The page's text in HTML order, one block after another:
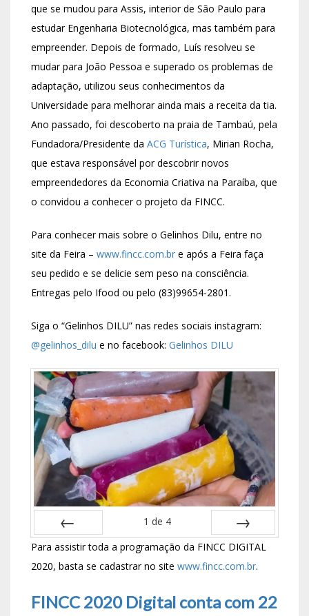
que se mudou para Assis, interior de São Paulo para
estudar Engenharia Biotecnológica, mas também para
empreender. Depois de formado, Luís resolveu se
mudar para João Pessoa e superado os problemas de
adaptação, utilizou seus conhecimentos da
Universidade para melhorar ainda mais a receita da tia.
Ano passado, foi descoberto na praia de Tambaú, pela
Fundadora/Presidente da ACG Turística, Mirian Rocha,
que estava responsável por descobrir novos
empreendedores da Economia Criativa na Paraíba, que
o convidou a conhecer o projeto da FINCC.
Para conhecer mais sobre o Gelinhos Dilu, entre no
site da Feira – www.fincc.com.br e após a Feira faça
seu pedido e se delicie sem peso na consciência.
Entregas pelo Ifood ou pelo (83)99654-2801.
Siga o “Gelinhos DILU” nas redes sociais instagram:
@gelinhos_dilu e no facebook: Gelinhos DILU
ANTERIOR
1 de 4
PRÓXIMO
Para assistir toda a programação da FINCC DIGITAL
2020, basta se cadastrar no site www.fincc.com.br.
FINCC 2020 Digital conta com 22